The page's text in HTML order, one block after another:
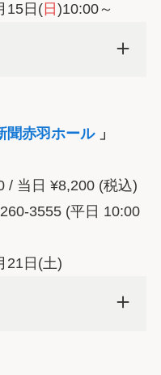
15日(日 )10:00～
聞赤羽ホール 」
/ 当日 ¥8,200 (税込)
3555 (平日 10:00
21日(土)